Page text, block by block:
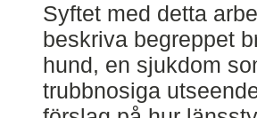
Syftet med detta
beskriva begreppet
hund, en sjukdom
trubbnosiga